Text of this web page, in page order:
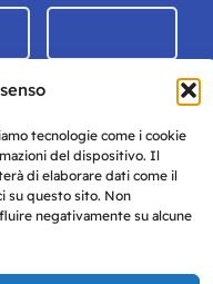
tecnologie come i cookie
del dispositivo. Il
di elaborare dati come il
su questo sito. Non
negativamente su alcune